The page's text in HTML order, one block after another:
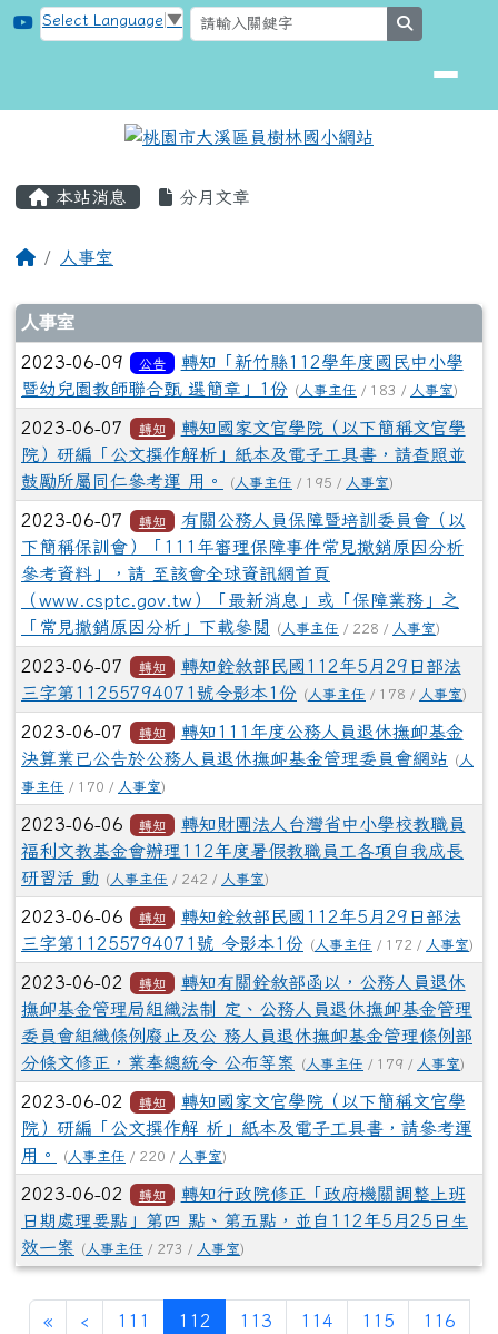
跳至主內容區
桃園市大溪區員樹林國小網站
Select Language ▼
本站消息 分月文章
回首頁人事室
文章列表
人事室
2023-06-09 公告
轉知「新竹縣112學年度國民中小學
暨幼兒園教師聯合甄 選簡章」1份
( 人事主任 / 183 / 人事室)
2023-06-07 轉知
轉知國家文官學院（以下簡稱文官學
院）研編「公文撰作解析」紙本及電子工具書，請查照並
鼓勵所屬同仁參考運 用。
( 人事主任 / 195 / 人事室)
2023-06-07 轉知
有關公務人員保障暨培訓委員會（以
下簡稱保訓會）「111年審理保障事件常見撤銷原因分析
參考資料」，請 至該會全球資訊網首頁
（www.csptc.gov.tw）「最新消息」或「保障業務」之
「常見撤銷原因分析」下載參閱
( 人事主任 / 228 / 人事室)
2023-06-07 轉知
轉知銓敘部民國112年5月29日部法
三字第11255794071號令影本1份
( 人事主任 / 178 / 人事室)
2023-06-07 轉知
轉知111年度公務人員退休撫卹基金
決算業已公告於公務人員退休撫卹基金管理委員會網站
( 人
事主任 / 170 / 人事室)
2023-06-06 轉知
轉知財團法人台灣省中小學校教職員
福利文教基金會辦理112年度暑假教職員工各項自我成長
研習活 動
( 人事主任 / 242 / 人事室)
2023-06-06 轉知
轉知銓敘部民國112年5月29日部法
三字第11255794071號 令影本1份
( 人事主任 / 172 / 人事室)
2023-06-02 轉知
轉知有關銓敘部函以，公務人員退休
撫卹基金管理局組織法制 定、公務人員退休撫卹基金管理
委員會組織條例廢止及公 務人員退休撫卹基金管理條例部
分條文修正，業奉總統令 公布等案
( 人事主任 / 179 / 人事室)
2023-06-02 轉知
轉知國家文官學院（以下簡稱文官學
院）研編「公文撰作解 析」紙本及電子工具書，請參考運
用。
( 人事主任 / 220 / 人事室)
2023-06-02 轉知
轉知行政院修正「政府機關調整上班
日期處理要點」第四 點、第五點，並自112年5月25日生
效一案
( 人事主任 / 273 / 人事室)
«第一頁
‹上一頁111 112 (目前頁次)
113 114 115 116